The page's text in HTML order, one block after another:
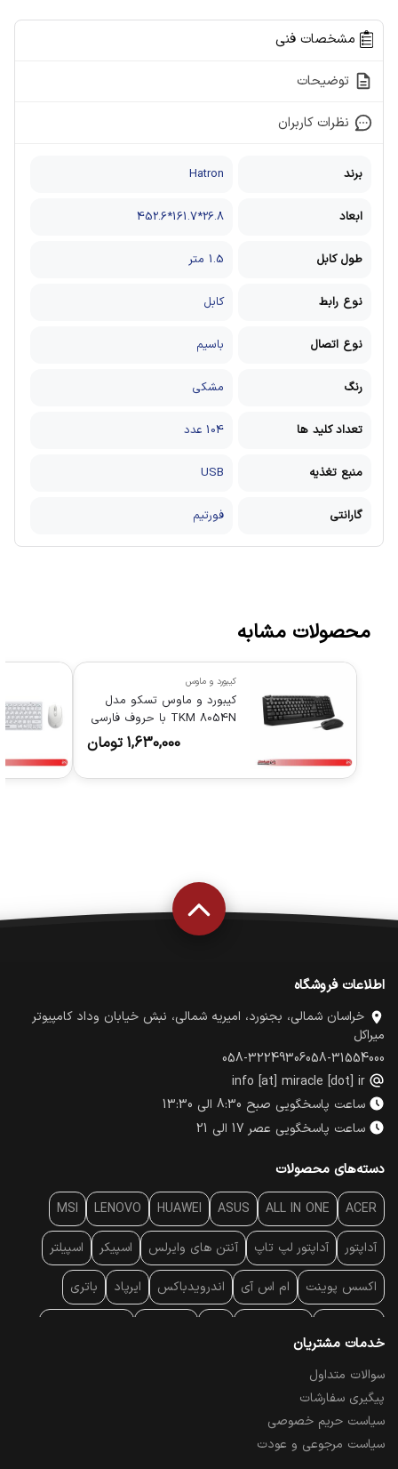
مشخصات فنی
توضیحات
نظرات کاربران
برند Hatron
ابعاد 26.8*161.7*452.6
طول کابل 1.5 متر
نوع رابط کابل
نوع اتصال باسیم
رنگ مشکی
تعداد کلید ها 104 عدد
منبع تغذیه USB
گارانتی فورتیم
محصولات مشابه
کیبورد و ماوس
کیبورد و ماوس تسکو مدل
TKM 8054N با حروف فارسی
1,630,000 تومان
اطلاعات فروشگاه
خراسان شمالی، بجنورد، امیریه شمالی، نبش خیابان وداد کامپیوتر
میراکل
058-31554000
058-32249306
info [at] miracle [dot] ir
ساعت پاسخگویی صبح 8:30 الی 13:30
ساعت پاسخگویی عصر 17 الی 21
دسته‌های محصولات
ACER
ALL IN ONE
ASUS
HUAWEI
LENOVO
MSI
آداپتور آداپتور لپ تاپ آنتن‌ های وایرلس اسپیکر اسپیلتر
اکسس پوینت ام اس آی اندرویدباکس ایرپاد باتری
پایه سقفی
پرده نمایش
تبلت و موبایل تجهیزات پسیو شبکه
خدمات مشتریان
سوالات متداول
پیگیری سفارشات
سیاست حریم خصوصی
سیاست مرجوعی و عودت